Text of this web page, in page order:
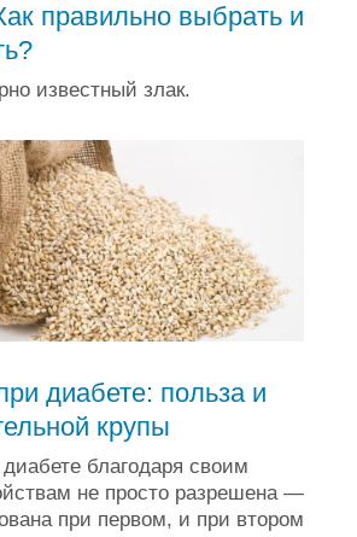
правильно выбрать и
известный злак.
диабете: польза и
крупы
благодаря своим
не просто разрешена —
при первом, и при втором